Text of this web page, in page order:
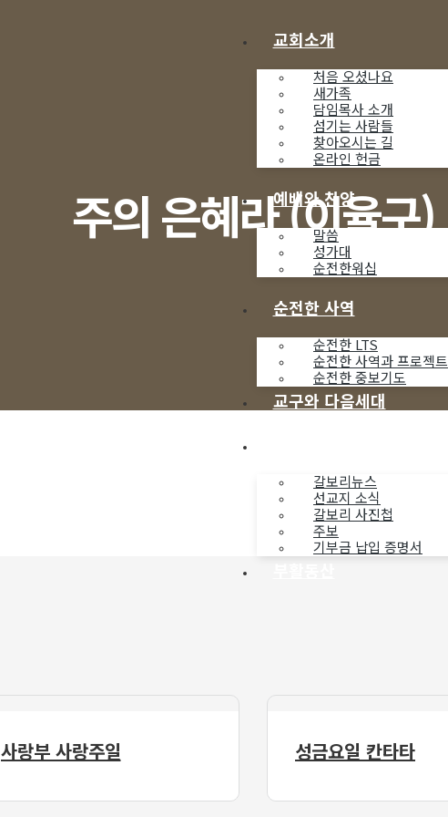
교회소개
처음 오셨나요
새가족
담임목사 소개
섬기는 사람들
찾아오시는 길
온라인 헌금
예배와 찬양
말씀
성가대
순전한워십
순전한 사역
순전한 LTS
순전한 사역과 프로젝트
순전한 중보기도
교구와 다음세대
갈보리뉴스
선교지 소식
갈보리 사진첩
주보
기부금 납입 증명서
주의 은혜라 (이율구)
사랑부 사랑주일 성금요일 칸타타